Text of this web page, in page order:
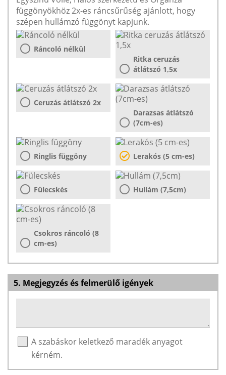
függönyökhöz 2x-es ráncsűrűség ajánlott, hogy
szépen hullámzó függönyt kapjunk.
Ráncoló nélkül
Ritka ceruzás
átlátszó 1,5x
Ceruzás átlátszó 2x
Darazsas átlátszó
(7cm-es)
Ringlis függöny Lerakós (5 cm-es)
Fülecskés Hullám (7,5cm)
Csokros ráncoló (8
cm-es)
5. Megjegyzés és felmerülő igények
A szabáskor keletkező maradék anyagot
kérném.